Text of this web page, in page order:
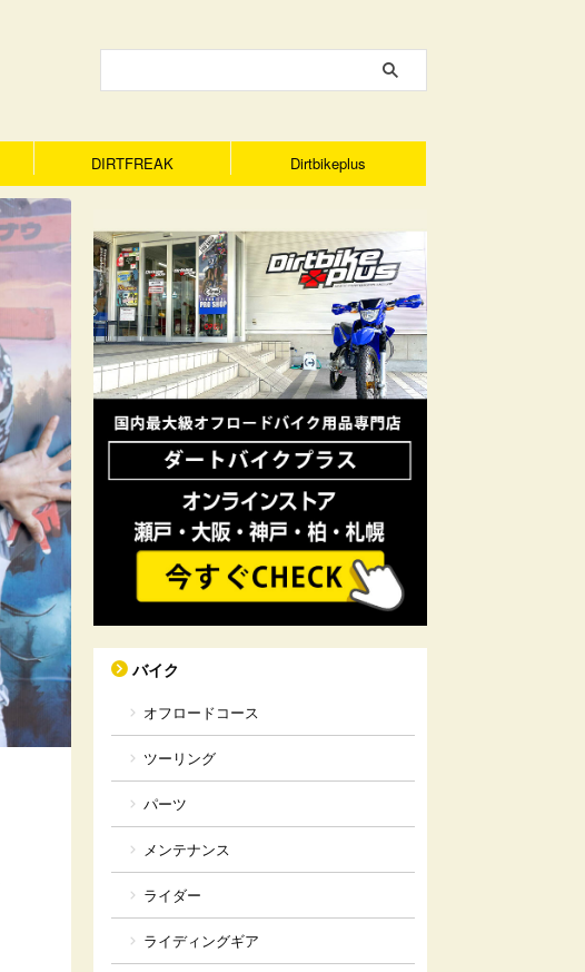
DIRTFREAK Dirtbikeplus
バイク
オフロードコース
ツーリング
パーツ
メンテナンス
ライダー
ライディングギア